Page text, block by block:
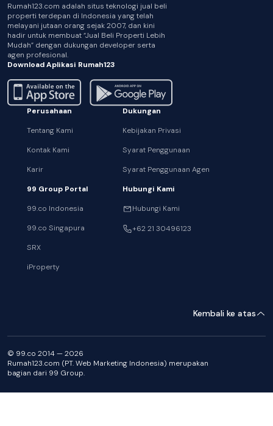
Rumah123.com adalah situs teknologi jual beli
properti terdepan di Indonesia yang telah
melayani jutaan orang sejak 2007, dan kini
hadir untuk membuat “Jual Beli Properti Lebih
Mudah” dengan dukungan developer serta
agen profesional.
Download Aplikasi Rumah123
Perusahaan
Tentang Kami
Kontak Kami
Karir
Dukungan
Kebijakan Privasi
Syarat Penggunaan
Syarat Penggunaan Agen
99 Group Portal
99.co Indonesia
99.co Singapura
SRX
iProperty
Hubungi Kami
Hubungi Kami
+62 21 30496123
Kembali ke atas
© 99.co 2014 — 2026
Rumah123.com (PT. Web Marketing Indonesia) merupakan
bagian dari 99 Group.